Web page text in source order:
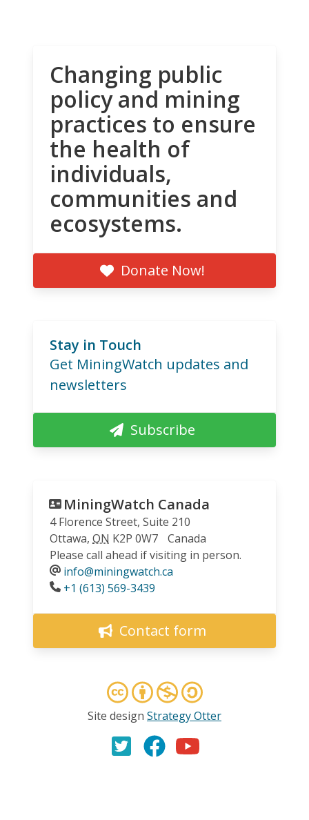
Changing public
policy and mining
practices to ensure
the health of
individuals,
communities and
ecosystems.
Donate Now!
Stay in Touch
Get MiningWatch updates and
newsletters
Subscribe
MiningWatch Canada
4 Florence Street, Suite 210
Ottawa, ON K2P 0W7
Canada
Please call ahead if visiting in person.
info@miningwatch.ca
Phone
+1 (613) 569-3439
Contact form
Site design Strategy Otter